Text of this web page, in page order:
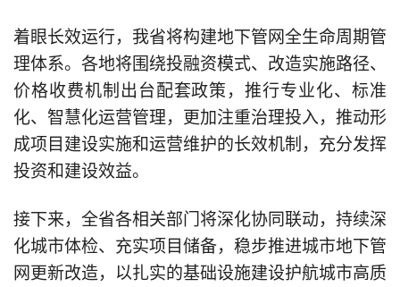
着眼长效运行，我省将构建地下管网全生命周期管
理体系。各地将围绕投融资模式、改造实施路径、
价格收费机制出台配套政策，推行专业化、标准
化、智慧化运营管理，更加注重治理投入，推动形
成项目建设实施和运营维护的长效机制，充分发挥
投资和建设效益。
接下来，全省各相关部门将深化协同联动，持续深
化城市体检、充实项目储备，稳步推进城市地下管
网更新改造，以扎实的基础设施建设护航城市高质